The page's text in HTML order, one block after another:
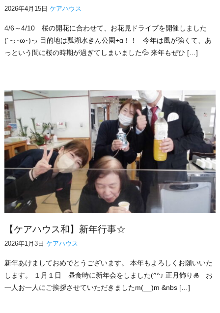
2026年4月15日 ケアハウス
4/6～4/10 桜の開花に合わせて、お花見ドライブを開催しました
(´っ･ω･)っ 目的地は瓢湖水きん公園+α！！ 今年は風が強くて、あ
っという間に桜の時期が過ぎてしまいました💦 来年もぜひ […]
【ケアハウス和】新年行事☆
2026年1月3日 ケアハウス
新年あけましておめでとうございます。 本年もよろしくお願いいた
します。 １月１日 昼食時に新年会をしました(^^♪ 正月飾り🎍 お
一人お一人にご挨拶させていただきましたm(__)m &nbs […]